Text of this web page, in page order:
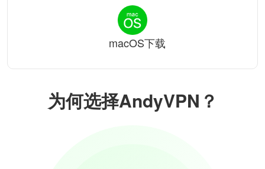
为何选择AndyVPN？
macOS下载